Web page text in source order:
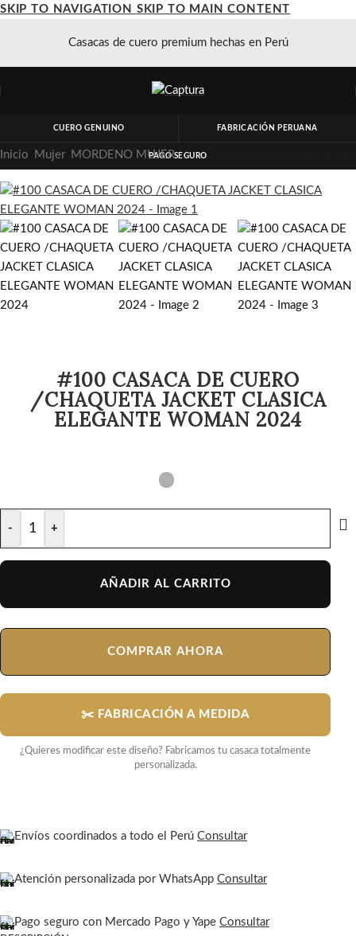
SKIP TO NAVIGATION SKIP TO MAIN CONTENT
Casacas de cuero premium hechas en Perú
CUERO GENUINO FABRICACIÓN PERUANA
PAGO SEGURO
Inicio Mujer/ MORDENO MUJER
#100 CASACA DE CUERO
/CHAQUETA JACKET CLASICA
ELEGANTE WOMAN 2024
- +
AÑADIR AL CARRITO
COMPRAR AHORA
✂️ FABRICACIÓN A MEDIDA
¿Quieres modificar este diseño? Fabricamos tu casaca totalmente
personalizada.
Envíos coordinados a todo el Perú Consultar
Atención personalizada por WhatsApp Consultar
Pago seguro con Mercado Pago y Yape Consultar